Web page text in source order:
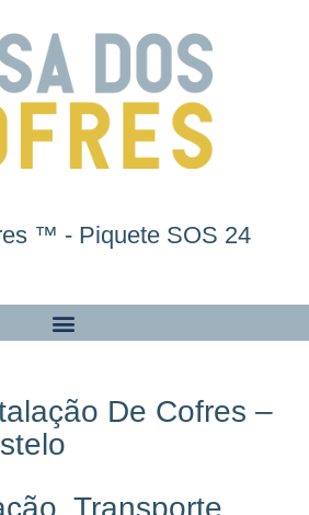
™ - Piquete SOS 24
De Cofres –
Transporte,